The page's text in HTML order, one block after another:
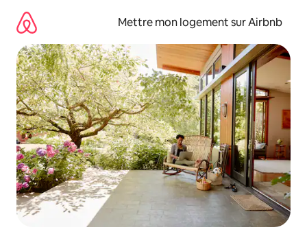
directement
contenu
Mettre mon logement sur Airbnb